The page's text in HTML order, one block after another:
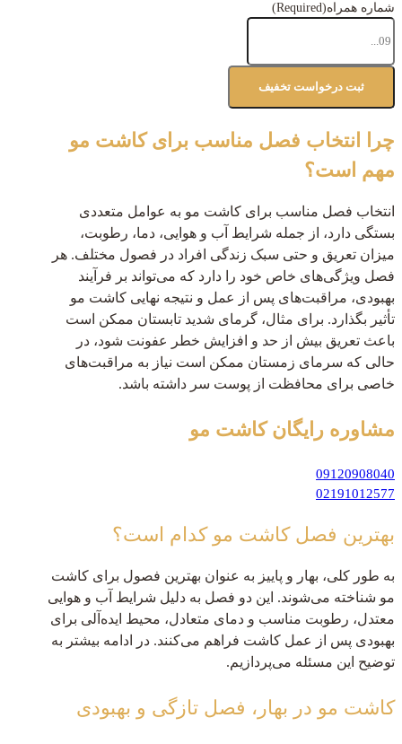
شماره همراه(Required)
چرا انتخاب فصل مناسب برای کاشت مو
مهم است؟
انتخاب فصل مناسب برای کاشت مو به عوامل متعددی
بستگی دارد، از جمله شرایط آب و هوایی، دما، رطوبت،
میزان تعریق و حتی سبک زندگی افراد در فصول مختلف. هر
فصل ویژگی‌های خاص خود را دارد که می‌تواند بر فرآیند
بهبودی، مراقبت‌های پس از عمل و نتیجه نهایی کاشت مو
تأثیر بگذارد. برای مثال، گرمای شدید تابستان ممکن است
باعث تعریق بیش از حد و افزایش خطر عفونت شود، در
حالی که سرمای زمستان ممکن است نیاز به مراقبت‌های
خاصی برای محافظت از پوست سر داشته باشد.
مشاوره رایگان کاشت مو
09120908040
02191012577
بهترین فصل کاشت مو کدام است؟
به طور کلی، بهار و پاییز به عنوان بهترین فصول برای کاشت
مو شناخته می‌شوند. این دو فصل به دلیل شرایط آب و هوایی
معتدل، رطوبت مناسب و دمای متعادل، محیط ایده‌آلی برای
بهبودی پس از عمل کاشت فراهم می‌کنند. در ادامه بیشتر به
توضیح این مسئله می‌پردازیم.
کاشت مو در بهار، فصل تازگی و بهبودی